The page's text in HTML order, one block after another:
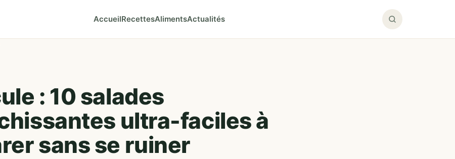
AccueilRecettesAlimentsActualités
: 10 salades
ultra-faciles à
sans se ruiner